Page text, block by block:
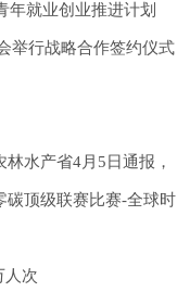
年就业创业推进计划
举行战略合作签约仪式
水产省4月5日通报，
H5N1型禽流感疫情。
市与其有关的另一家
是日本当前禽流感流行
碳顶级联赛比赛-全球时
人次